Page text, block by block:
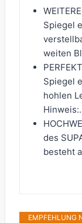
Spiegel
weiten
Spiegel
hohlen
des
besteht
EMPFEHLUNG